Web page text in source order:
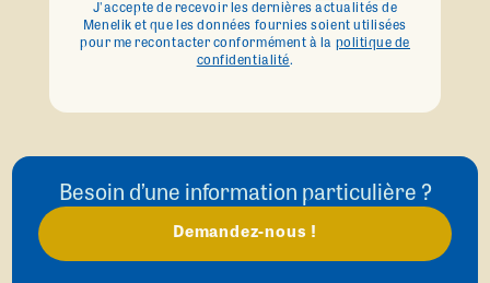
J'accepte de recevoir les dernières actualités de
Menelik et que les données fournies soient utilisées
pour me recontacter conformément à la politique de
confidentialité.
Besoin d’une information particulière ?
Demandez-nous !